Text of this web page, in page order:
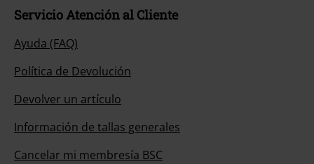
Servicio Atención al Cliente
Ayuda (FAQ)
Política de Devolución
Devolver un artículo
Información de tallas generales
Cancelar mi membresía BSC